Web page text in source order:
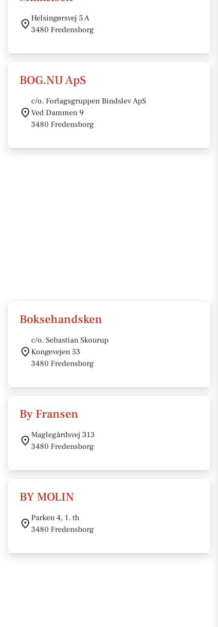
Helsingørsvej 5 A
3480 Fredensborg
BOG.NU ApS
c/o. Forlagsgruppen Bindslev ApS
Ved Dammen 9
3480 Fredensborg
Boksehandsken
c/o. Sebastian Skourup
Kongevejen 53
3480 Fredensborg
By Fransen
Maglegårdsvej 313
3480 Fredensborg
BY MOLIN
Parken 4, 1. th
3480 Fredensborg